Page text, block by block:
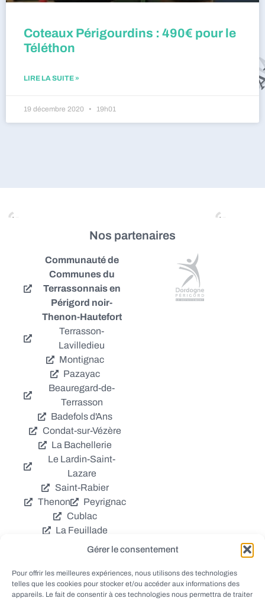
Gérer le consentement
Pour offrir les meilleures expériences, nous utilisons des technologies
telles que les cookies pour stocker et/ou accéder aux informations des
appareils. Le fait de consentir à ces technologies nous permettra de traiter
Coteaux Périgourdins : 490€ pour le
Téléthon
LIRE LA SUITE »
19 décembre 2020 19h01
Nos partenaires
Communauté de
Communes du
Terrassonnais en
Périgord noir-
Thenon-Hautefort
Terrasson-
Lavilledieu
Montignac
Pazayac
Beauregard-de-
Terrasson
Badefols d'Ans
Condat-sur-Vézère
La Bachellerie
Le Lardin-Saint-
Lazare
Saint-Rabier
Thenon
Peyrignac
Cublac
La Feuillade
Chavagnac
Coly
Grèzes
Aubas
Villac